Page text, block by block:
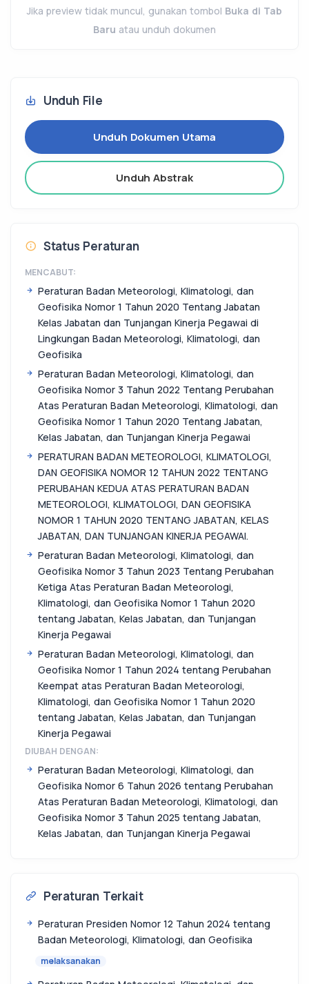
Jika preview tidak muncul, gunakan tombol Buka di Tab
Baru atau unduh dokumen
Unduh File
Unduh Dokumen Utama
Unduh Abstrak
Status Peraturan
MENCABUT:
Peraturan Badan Meteorologi, Klimatologi, dan
Geofisika Nomor 1 Tahun 2020 Tentang Jabatan
Kelas Jabatan dan Tunjangan Kinerja Pegawai di
Lingkungan Badan Meteorologi, Klimatologi, dan
Geofisika
Peraturan Badan Meteorologi, Klimatologi, dan
Geofisika Nomor 3 Tahun 2022 Tentang Perubahan
Atas Peraturan Badan Meteorologi, Klimatologi, dan
Geofisika Nomor 1 Tahun 2020 Tentang Jabatan,
Kelas Jabatan, dan Tunjangan Kinerja Pegawai
PERATURAN BADAN METEOROLOGI, KLIMATOLOGI,
DAN GEOFISIKA NOMOR 12 TAHUN 2022 TENTANG
PERUBAHAN KEDUA ATAS PERATURAN BADAN
METEOROLOGI, KLIMATOLOGI, DAN GEOFISIKA
NOMOR 1 TAHUN 2020 TENTANG JABATAN, KELAS
JABATAN, DAN TUNJANGAN KINERJA PEGAWAI.
Peraturan Badan Meteorologi, Klimatologi, dan
Geofisika Nomor 3 Tahun 2023 Tentang Perubahan
Ketiga Atas Peraturan Badan Meteorologi,
Klimatologi, dan Geofisika Nomor 1 Tahun 2020
tentang Jabatan, Kelas Jabatan, dan Tunjangan
Kinerja Pegawai
Peraturan Badan Meteorologi, Klimatologi, dan
Geofisika Nomor 1 Tahun 2024 tentang Perubahan
Keempat atas Peraturan Badan Meteorologi,
Klimatologi, dan Geofisika Nomor 1 Tahun 2020
tentang Jabatan, Kelas Jabatan, dan Tunjangan
Kinerja Pegawai
DIUBAH DENGAN:
Peraturan Badan Meteorologi, Klimatologi, dan
Geofisika Nomor 6 Tahun 2026 tentang Perubahan
Atas Peraturan Badan Meteorologi, Klimatologi, dan
Geofisika Nomor 3 Tahun 2025 tentang Jabatan,
Kelas Jabatan, dan Tunjangan Kinerja Pegawai
Peraturan Terkait
Peraturan Presiden Nomor 12 Tahun 2024 tentang
Badan Meteorologi, Klimatologi, dan Geofisika
melaksanakan